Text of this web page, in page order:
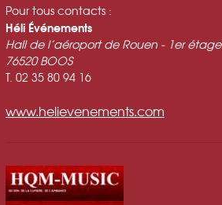
Pour tous contacts :
Héli Événements
Hall de l’aéroport de Rouen - 1erétage
76520 BOOS
T. 02 35 80 94 16
www.helievenements.com